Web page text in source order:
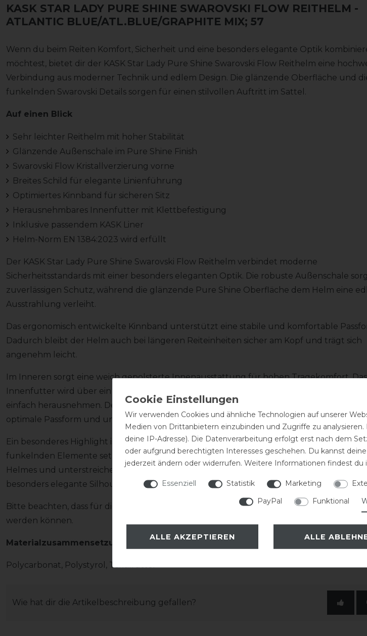
KASK STAR LADY PURE SHINE SWAROVSKI FLOW REITHELM -
ATLANTIC BLUE/ATL.BLUE/GRAPHITE MIX; 57
Wenn du beim Reiten Komfort, Sicherheit und eine besonders elegante Optik
möchtest, bietet dir der KASK Star Lady Pure Shine Swarovski Flow Reithelm eine
Verbindung aus moderner Technik und edlem Design. Die glänzende Oberfläche und
funkelnden Swarovski Details sorgen für einen stilvollen Auftritt im Sattel.
Auf einen Blick
Sehr leichter Reithelm mit hoher Stabilität
Glänzende Außenschale im Pure Shine Finish
Swarovski Flow Kristallverzierung vorne
Breites Schild für elegante Linienführung
Optimiertes Kinnband für sicheren Sitz
Herausnehmbares Innenfutter mit Klettbefestigung
Inklusive passendem KASK Liner
Helm-Norm EN 1384:2023 wird erfüllt
Der KASK Star Lady Pure Shine Swarovski Flow Reithelm verbindet moderne
Sicherheitsstandards mit einer besonders eleganten Optik. Die robuste Außenschale
zuverlässigen Schutz, während die glänzende Pure Shine Oberfläche dem Helm eine
Ausstrahlung verleiht.
Das ergonomisch entwickelte Kinnband unterstützt eine stabile und komfortable
Dadurch bleibt der Helm auch bei längeren Reiteinheiten sicher am Kopf und trägt sich
angenehm leicht.
Im Inneren sorgt eine weich gepolsterte Innenausstattung für hohen Tragekomfort. Das
Innenfutter wird über ein praktisches Klettsystem befestigt und lässt sich zum Reinigen
einfach herausnehmen. Der im Lieferumfang enthaltene KASK Liner sorgt zusätzlich für
optimale Passform und unterstützt eine hygienische Nutzung.
Ein besonderes Highlight ist die Swarovski Flow Kristallverzierung im Frontbereich. Die
funkelnden Elemente setzen einen eleganten Akzent auf der glänzenden Oberfläche
Helmes und unterstreichen die hochwertige Verarbeitung. Das breite Schild sorgt für
besonders elegante Silhouette und rundet das stilvolle Gesamtbild ab.
Bitte beachten, dass für diesen Helm ausschließlich passende KASK Innenfutter
werden können.
Materialzusammensetzung
Polycarbonat, Polystyrol, Textilfutter
Wie hat dir die Artikelbeschreibung gefallen?
Wir verwenden Cookies und ähnliche Technologien auf unserer
Medien von Drittanbietern einzubinden und Zugriffe zu
deine IP-Adresse). Die Datenverarbeitung erfolgt erst nach dem
oder aufgrund berechtigten Interesses geschehen. Du kannst
jederzeit ändern oder widerrufen. Weitere Informationen findest du
Essenziell Statistik Marketing
PayPal
Funktional
ALLE AKZEPTIEREN ALLE